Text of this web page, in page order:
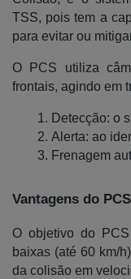
TSS, pois tem a
para evitar ou
O PCS utiliza
frontais, agindo em
Detecção: o
Alerta: ao
Frenagem
Vantagens do PCS
O objetivo do
baixas (até 60 km/
da colisão em